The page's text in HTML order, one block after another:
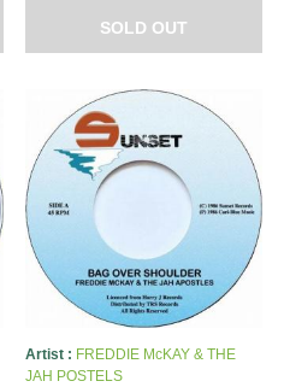
SOLD OUT
Artist : FREDDIE McKAY & THE
JAH POSTELS